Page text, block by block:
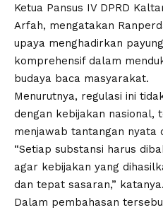
Ketua Pansus IV DPRD
Arfah, mengatakan
upaya menghadirkan
komprehensif dalam
budaya baca masyarakat.
Menurutnya, regulasi ini
dengan kebijakan nasional,
menjawab tantangan nyata
“Setiap substansi harus
agar kebijakan yang
dan tepat sasaran,” katanya.
Dalam pembahasan